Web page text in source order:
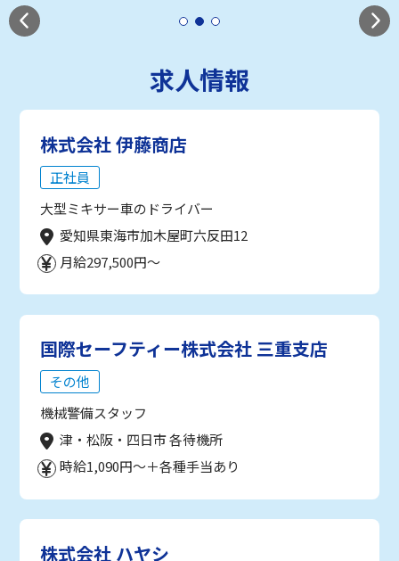
求人情報
株式会社 伊藤商店
正社員
大型ミキサー車のドライバー
愛知県東海市加木屋町六反田12
月給297,500円～
国際セーフティー株式会社 三重支店
その他
機械警備スタッフ
津・松阪・四日市 各待機所
時給1,090円～＋各種手当あり
株式会社 ハヤシ